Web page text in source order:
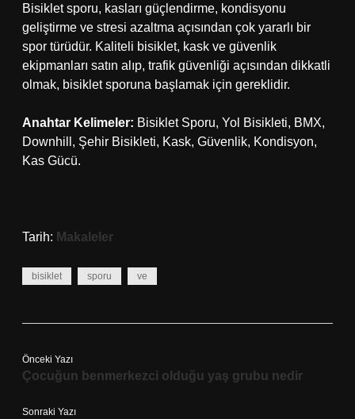
Bisiklet sporu, kasları güçlendirme, kondisyonu
geliştirme ve stresi azaltma açısından çok yararlı bir
spor türüdür. Kaliteli bisiklet, kask ve güvenlik
ekipmanları satın alıp, trafik güvenliği açısından dikkatli
olmak, bisiklet sporuna başlamak için gereklidir.
Anahtar Kelimeler: Bisiklet Sporu, Yol Bisikleti, BMX,
Downhill, Şehir Bisikleti, Kask, Güvenlik, Kondisyon,
Kas Gücü.
Tarih: Makaleler
bisiklet sporu ve
Önceki Yazı
Çocuğun benmerkezci olduğu yaş grubu nedir
Sonraki Yazı